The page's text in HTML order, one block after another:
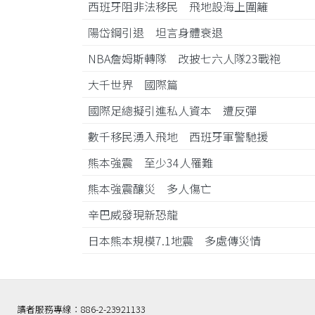
西班牙阻非法移民 飛地設海上圍籬
陽岱鋼引退 坦言身體衰退
NBA詹姆斯轉隊 改披七六人隊23戰袍
大千世界 國際篇
國際足總擬引進私人資本 遭反彈
數千移民湧入飛地 西班牙軍警馳援
熊本強震 至少34人罹難
熊本強震釀災 多人傷亡
辛巴威發現新恐龍
日本熊本規模7.1地震 多處傳災情
讀者服務專線：886-2-23921133